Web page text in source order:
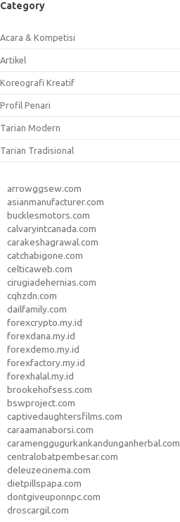
Category
Acara & Kompetisi
Artikel
Koreografi Kreatif
Profil Penari
Tarian Modern
Tarian Tradisional
arrowggsew.com
asianmanufacturer.com
bucklesmotors.com
calvaryintcanada.com
carakeshagrawal.com
catchabigone.com
celticaweb.com
cirugiadehernias.com
cqhzdn.com
dailfamily.com
forexcrypto.my.id
forexdana.my.id
forexdemo.my.id
forexfactory.my.id
forexhalal.my.id
brookehofsess.com
bswproject.com
captivedaughtersfilms.com
caraamanaborsi.com
caramenggugurkankandunganherbal.com
centralobatpembesar.com
deleuzecinema.com
dietpillspapa.com
dontgiveuponnpc.com
droscargil.com